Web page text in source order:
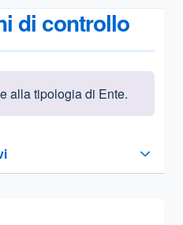
di controllo
alla tipologia di Ente.